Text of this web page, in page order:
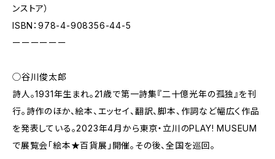
ンストア）
ISBN：978-4-908356-44-5
ーーーーーー
◯谷川俊太郎
詩人。1931年生まれ。21歳で第一詩集『二十億光年の孤独』を刊
行。詩作のほか、絵本、エッセイ、翻訳、脚本、作詞など幅広く作品
を発表している。2023年4月から東京・立川のPLAY! MUSEUM
で展覧会「絵本★百貨展」開催。その後、全国を巡回。